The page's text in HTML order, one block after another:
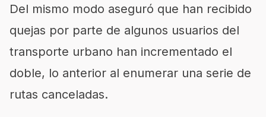
Del mismo modo aseguró que han recibido
quejas por parte de algunos usuarios del
transporte urbano han incrementado el
doble, lo anterior al enumerar una serie de
rutas canceladas.